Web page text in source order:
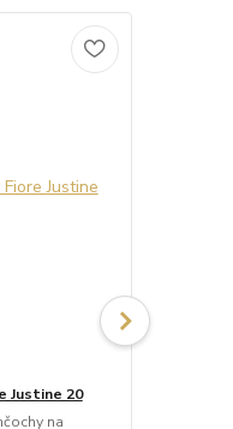
Justine 20
na